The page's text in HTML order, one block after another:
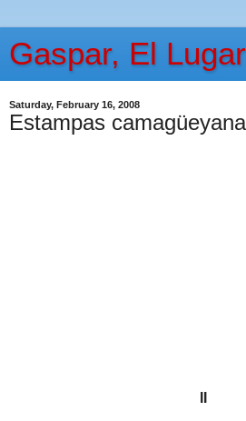
Gaspar, El
Saturday, February 16, 2008
Estampas